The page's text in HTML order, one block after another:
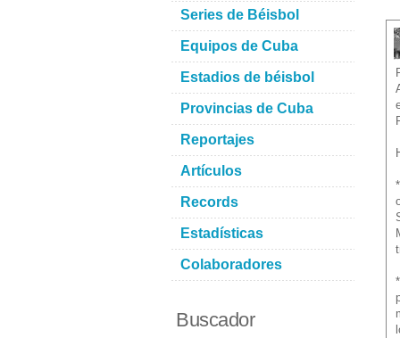
Series de Béisbol
Equipos de Cuba
Estadios de béisbol
Provincias de Cuba
Reportajes
Artículos
Records
Estadísticas
Colaboradores
Buscador